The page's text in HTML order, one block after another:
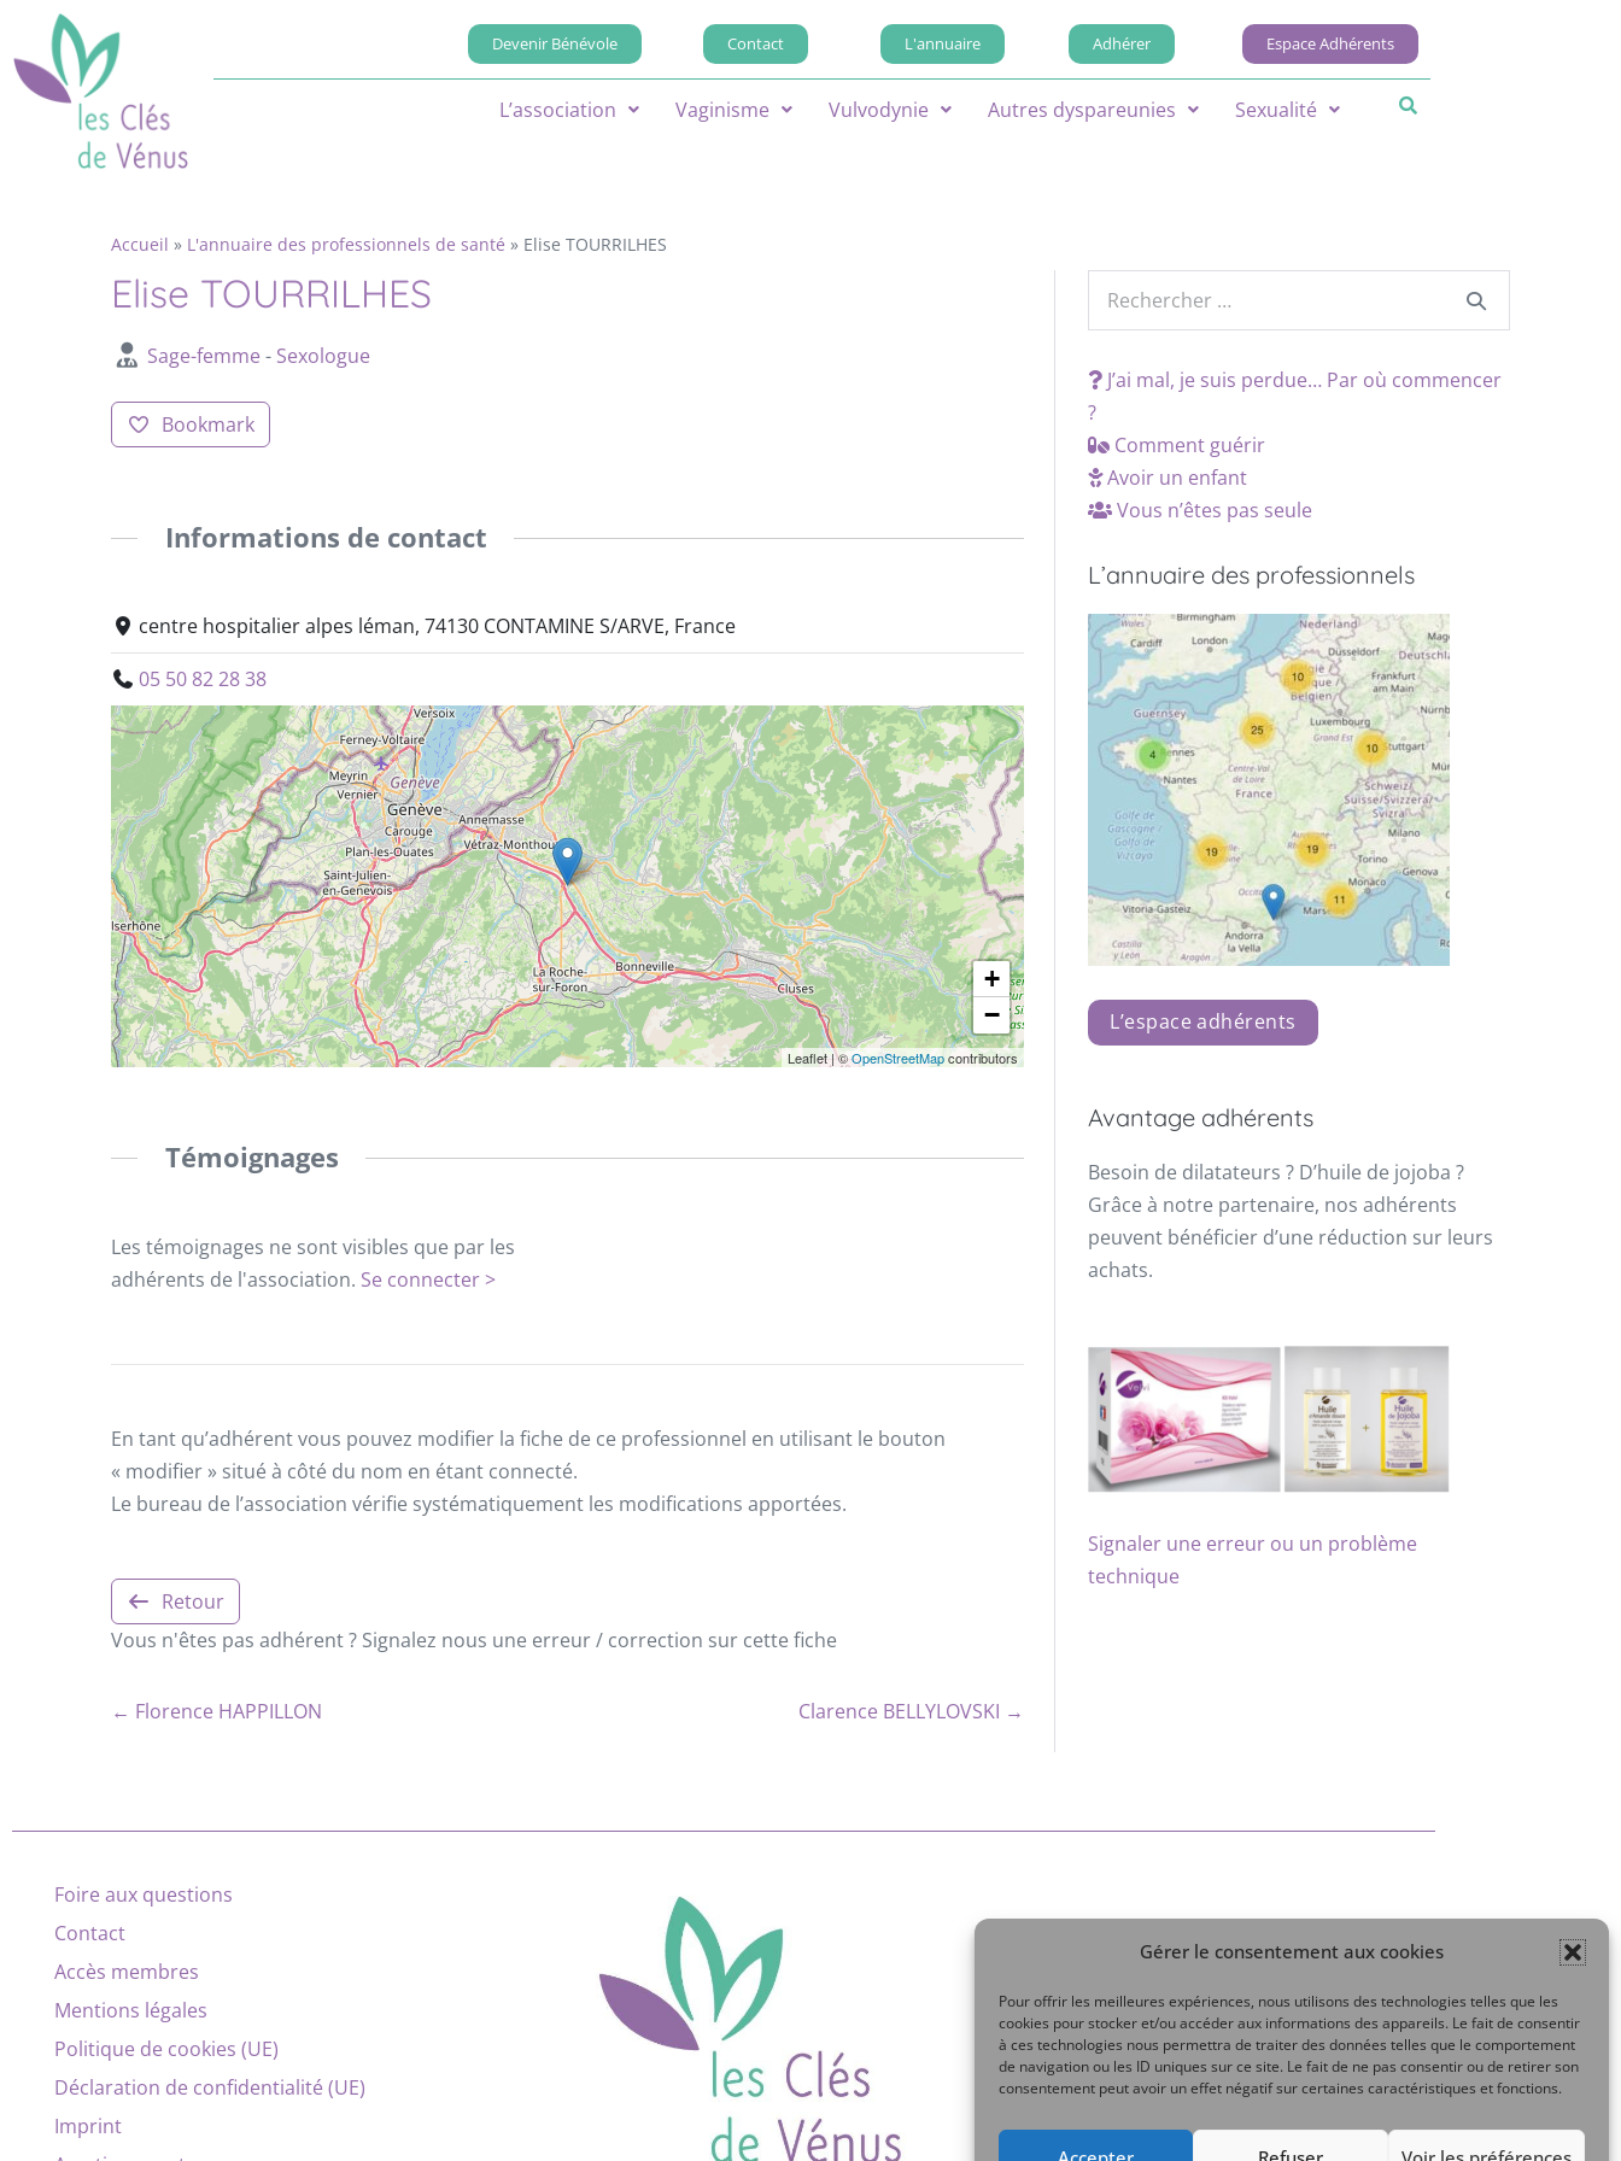
Gérer le consentement aux cookies
Pour offrir les meilleures expériences, nous utilisons des technologies telles que les
cookies pour stocker et/ou accéder aux informations des appareils. Le fait de consentir
à ces technologies nous permettra de traiter des données telles que le comportement
de navigation ou les ID uniques sur ce site. Le fait de ne pas consentir ou de retirer son
consentement peut avoir un effet négatif sur certaines caractéristiques et fonctions.
Devenir Bénévole Contact L'annuaire Adhérer Espace Adhérents
L’association Vaginisme Vulvodynie Autres dyspareunies Sexualité
Accueil » L'annuaire des professionnels de santé » Elise TOURRILHES
Elise TOURRILHES
Sage-femme - Sexologue
Bookmark
Informations de contact
centre hospitalier alpes léman, 74130 CONTAMINE S/ARVE, France
05 50 82 28 38
+
−
Leaflet |©OpenStreetMapcontributors
Témoignages
Les témoignages ne sont visibles que par les
adhérents de l'association. Se connecter >
En tant qu’adhérent vous pouvez modifier la fiche de ce professionnel en utilisant le bouton
« modifier » situé à côté du nom en étant connecté.
Le bureau de l’association vérifie systématiquement les modifications apportées.
Retour
Vous n'êtes pas adhérent ? Signalez nous une erreur / correction sur cette fiche
← Florence HAPPILLON Clarence BELLYLOVSKI →
J’ai mal, je suis perdue… Par où commencer
?
Comment guérir
Avoir un enfant
Vous n’êtes pas seule
L’annuaire des professionnels
L’espace adhérents
Avantage adhérents
Besoin de dilatateurs ? D’huile de jojoba ?
Grâce à notre partenaire, nos adhérents
peuvent bénéficier d’une réduction sur leurs
achats.
Signaler une erreur ou un problème
technique
Foire aux questions
Contact
Accès membres
Mentions légales
Politique de cookies (UE)
Déclaration de confidentialité (UE)
Imprint
Mon compte